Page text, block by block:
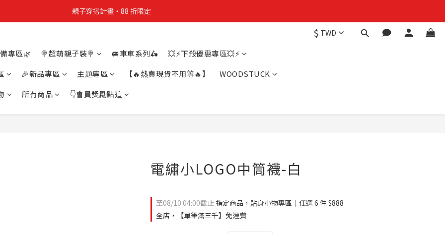
親子穿搭計畫・88 折限定
親子穿搭計畫・88 折限定
買4件短T送雨傘☂️！【這把傘，大概率不是你在撐☂️】
親子穿搭計畫・88 折限定
$ TWD
專區🌿 🍭超萌親子裝🍭 🚐車車系列🛵
💥⚡下殺優惠專區💥⚡
🎉新品專區 主題專區 【🔥熱賣現貨不用等🔥】
WOODSTUCK
所有商品 👇會員獎勵點這
電繡小LOGO中筒襪-白
至08/10 04:00截止 指定商品，貼身小物專區｜任選 6 件 $888
全店，【單筆滿三千】免運費